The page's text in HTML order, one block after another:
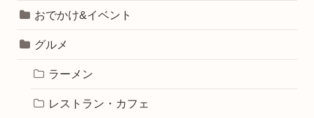
おでかけ&イベント
グルメ
ラーメン
レストラン・カフェ